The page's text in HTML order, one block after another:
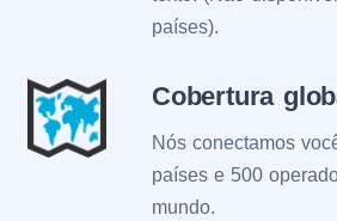
países).
Cobertura
Nós conectamos
países e 500
mundo.